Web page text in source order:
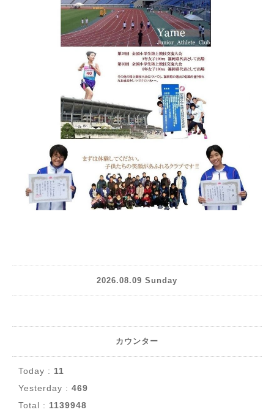
2026.08.09 Sunday
カウンター
Today : 11
Yesterday : 469
Total : 1139948